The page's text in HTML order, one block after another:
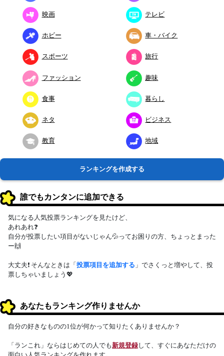
映画 テレビ
ホビー 車・バイク
スポーツ 旅行
ファッション 趣味
食事 暮らし
ネタ ビジネス
教育 地域
ランキングを作成する
誰でもカンタンに追加できる
気になる人気投票ランキングを見たけど、
あれあれ❓
自分が投票したい項目がないじゃん💦ってお困りの方、ちょっとまった
ー🙌
大丈夫❗ そんなときは「投票項目を追加する 」でさくっと増やして、投
票しちゃいましょう💖
あなたもランキング作りませんか
自分の好きなものの1位が何かって知りたくありませんか？
「ランこれ」ならはじめての人でも新規登録して、すぐにあなただけの